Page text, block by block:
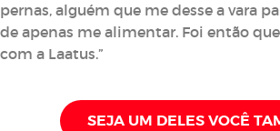
pernas, alguém que me desse a vara
de apenas me alimentar. Foi então
com a Laatus.”
SEJA UM DELES VOCÊ